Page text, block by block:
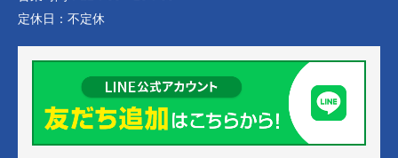
定休日： 不定休